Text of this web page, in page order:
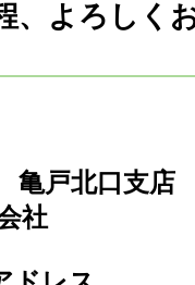
、よろしく
亀戸北口支
社